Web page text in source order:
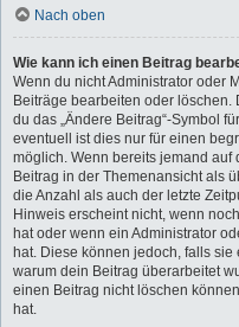
Nach oben
Wie kann ich einen Beitrag
Wenn du nicht Administrator oder
Beiträge bearbeiten oder
du das „Ändere Beitrag“-Symbol
eventuell ist dies nur für einen
möglich. Wenn bereits jemand
Beitrag in der Themenansicht als
die Anzahl als auch der letzte
Hinweis erscheint nicht, wenn
hat oder wenn ein Administrator
hat. Diese können jedoch, falls
warum dein Beitrag überarbeitet
einen Beitrag nicht löschen
hat.